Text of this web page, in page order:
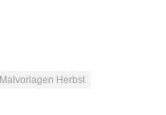
Malvorlagen Herbst